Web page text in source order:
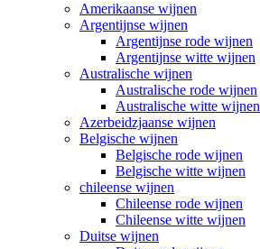
Amerikaanse wijnen
Argentijnse wijnen
Argentijnse rode wijnen
Argentijnse witte wijnen
Australische wijnen
Australische rode wijnen
Australische witte wijnen
Azerbeidzjaanse wijnen
Belgische wijnen
Belgische rode wijnen
Belgische witte wijnen
chileense wijnen
Chileense rode wijnen
Chileense witte wijnen
Duitse wijnen